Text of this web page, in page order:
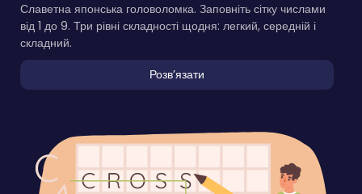
Славетна японська головоломка. Заповніть сітку числами
від 1 до 9. Три рівні складності щодня: легкий, середній і
складний.
Розвʼязати